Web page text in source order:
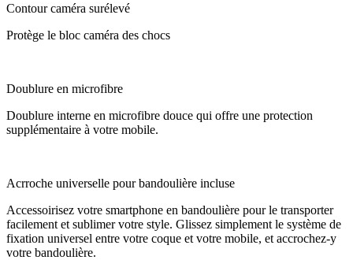
Contour caméra surélevé
Protège le bloc caméra des chocs
Doublure en microfibre
Doublure interne en microfibre douce qui offre une protection
supplémentaire à votre mobile.
Acrroche universelle pour bandoulière incluse
Accessoirisez votre smartphone en bandoulière pour le transporter
facilement et sublimer votre style. Glissez simplement le système de
fixation universel entre votre coque et votre mobile, et accrochez-y
votre bandoulière.